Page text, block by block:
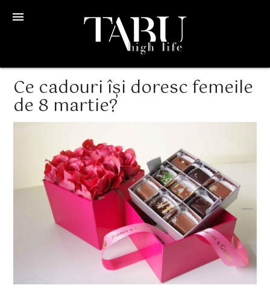
menu
Ce cadouri își doresc femeile
de 8 martie?